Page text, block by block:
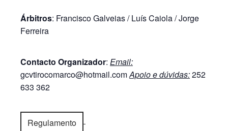
Árbitros: Francisco Galveias / Luís Caiola / Jorge
Ferreira
Contacto Organizador: Email:
gcvtirocomarco@hotmail.comApoio e dúvidas:252
633 362
Regulamento